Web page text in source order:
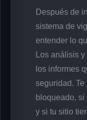
Después de
sistema de
entender lo
Los análisis
los informes
seguridad.
bloqueado,
y si tu sitio